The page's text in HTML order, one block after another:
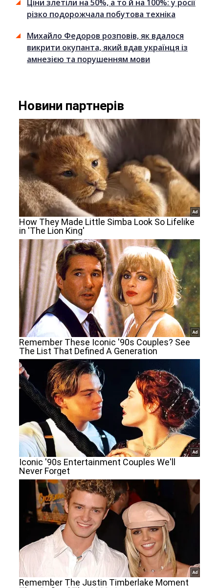
Ціни злетіли на 50%, а то й на 100%: у росії
різко подорожчала побутова техніка
Михайло Федоров розповів, як вдалося
викрити окупанта, який вдав українця із
амнезією та порушенням мови